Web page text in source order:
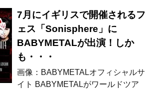
7月にイギリスで開催されるフ
ェス「Sonisphere」に
BABYMETALが出演！しか
も・・・
画像：BABYMETALオフィシャルサ
イト BABYMETALがワールドツア